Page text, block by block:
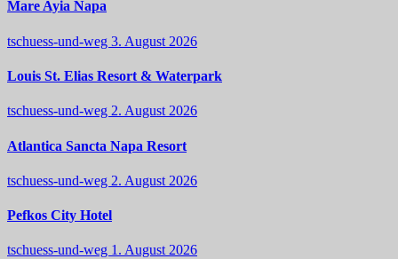
Mare Ayia Napa
tschuess-und-weg 3. August 2026
Louis St. Elias Resort & Waterpark
tschuess-und-weg 2. August 2026
Atlantica Sancta Napa Resort
tschuess-und-weg 2. August 2026
Pefkos City Hotel
tschuess-und-weg 1. August 2026